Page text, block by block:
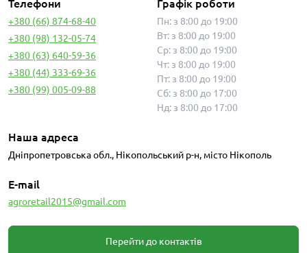
Телефони
+380 (66) 874-68-40
+380 (98) 132-05-74
+380 (63) 640-59-36
+380 (44) 333-69-36
+380 (99) 005-09-88
Графік роботи
Пн: з 8:00 до 19:00
Вт: з 8:00 до 19:00
Ср: з 8:00 до 19:00
Чт: з 8:00 до 19:00
Пт: з 8:00 до 19:00
Сб: з 8:00 до 17:00
Нд: з 8:00 до 17:00
Наша адреса
Дніпропетровська обл., Нікопольський р-н, місто Нікополь
E-mail
agroretail2015@gmail.com
Перейти до контактів